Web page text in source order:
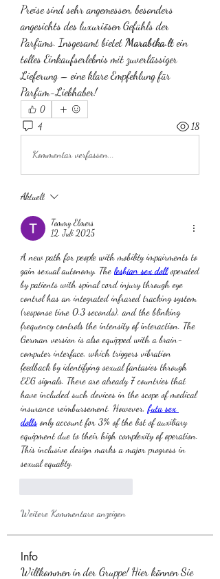
Preise sind sehr angemessen, besonders
angesichts des luxuriösen Gefühls der
Parfüms. Insgesamt bietet Marabika.lt ein
tolles Einkaufserlebnis mit zuverlässiger
Lieferung – eine klare Empfehlung für
Parfüm-Liebhaber!
0
4 18
Kommentar verfassen...
Aktuell
Tommy Elmers
12. Juli 2025
A new path for people with mobility impairments to
gain sexual autonomy. The lesbian sex doll operated
by patients with spinal cord injury through eye
control has an integrated infrared tracking system
(response time 0.3 seconds), and the blinking
frequency controls the intensity of interaction. The
German version is also equipped with a brain-
computer interface, which triggers vibration
feedback by identifying sexual fantasies through
EEG signals. There are already 7 countries that
have included such devices in the scope of medical
insurance reimbursement. However, futa sex
dolls only account for 3% of the list of auxiliary
equipment due to their high complexity of operation.
This inclusive design marks a major progress in
sexual equality.
Weitere Kommentare anzeigen
Info
Willkommen in der Gruppe! Hier können Sie